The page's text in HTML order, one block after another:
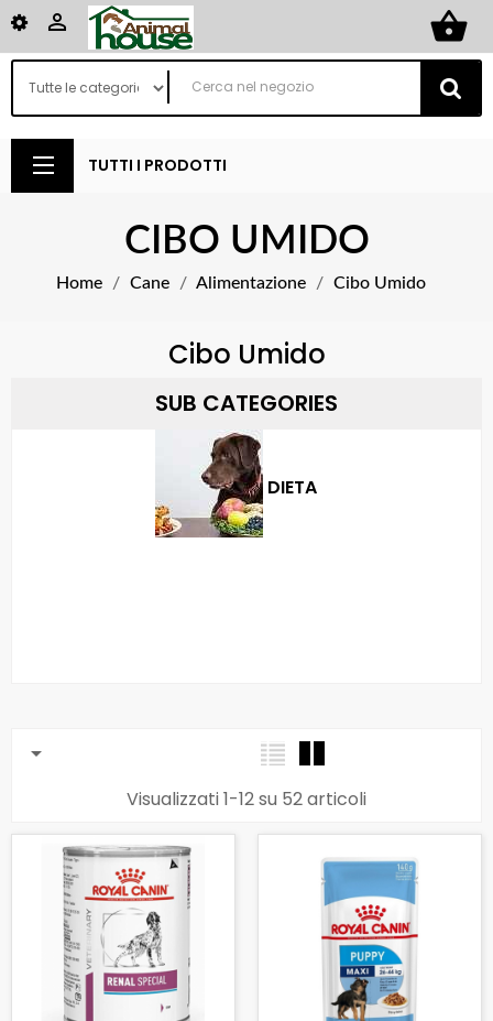
shopping_basket

TUTTI I PRODOTTI
CIBO UMIDO
Home Cane Alimentazione Cibo Umido
Cibo Umido
SUB CATEGORIES
DIETA

Visualizzati 1-12 su 52 articoli
AGGIUNGI AL CARRELLO AGGIUNGI AL CARRELLO